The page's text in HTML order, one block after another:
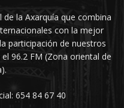
la Axarquía que combina
con la mejor
participación de nuestros
96.2 FM (Zona oriental de
654 84 67 40